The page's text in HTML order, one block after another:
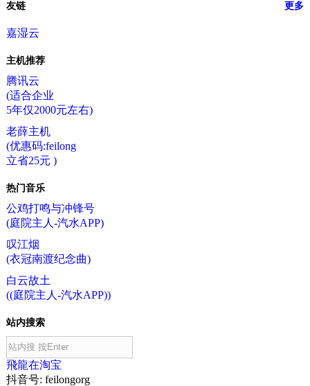
友链 更多
嘉湿云
主机推荐
腾讯云
(适合企业
5年仅2000元左右)
老薛主机
(优惠码:feilong
立省25元 )
热门音乐
公鸡打鸣与冲锋号
(庭院主人-汽水APP)
叹江烟
(衣冠南渡纪念曲)
白云故土
((庭院主人-汽水APP))
站内搜索
飛龍在淘宝
抖音号: feilongorg